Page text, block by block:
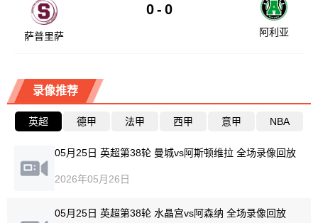
萨普里萨
0 - 0
阿利亚
录像推荐
英超 德甲 法甲 西甲 意甲 NBA
05月25日 英超第38轮 曼城vs阿斯顿维拉 全场录像回放
2026年05月26日
05月25日 英超第38轮 水晶宫vs阿森纳 全场录像回放